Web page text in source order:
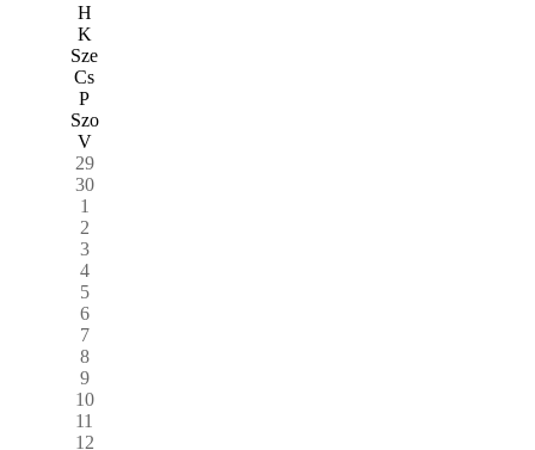
H
K
Sze
Cs
P
Szo
V
29
30
1
2
3
4
5
6
7
8
9
10
11
12